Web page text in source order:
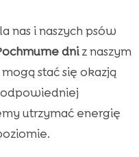
nas i naszych psów
dniz naszym
stać się okazją
utrzymać energię